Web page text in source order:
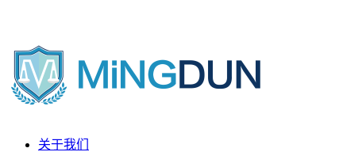
关于我们